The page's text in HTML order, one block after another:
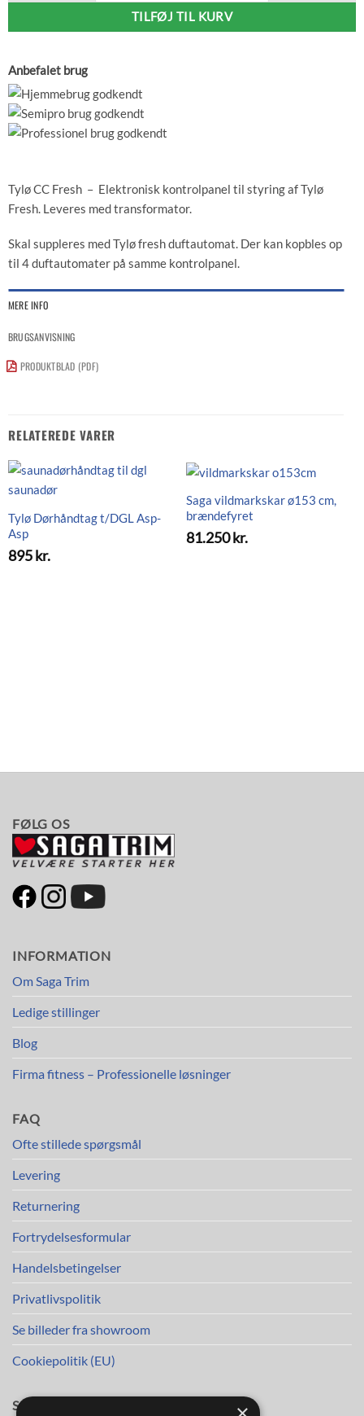
TILFØJ TIL KURV
Anbefalet brug
Tylø CC Fresh – Elektronisk kontrolpanel til styring af Tylø
Fresh. Leveres med transformator.
Skal suppleres med Tylø fresh duftautomat. Der kan kopbles op
til 4 duftautomater på samme kontrolpanel.
MERE INFO
BRUGSANVISNING
PRODUKTBLAD (PDF)
RELATEREDE VARER
Tylø Dørhåndtag t/DGL Asp-
Asp
895kr.
Saga vildmarkskar ø153 cm,
brændefyret
81.250kr.
FØLG OS
INFORMATION
Om Saga Trim
Ledige stillinger
Blog
Firma fitness – Professionelle løsninger
FAQ
Ofte stillede spørgsmål
Levering
Returnering
Fortrydelsesformular
Handelsbetingelser
Privatlivspolitik
Se billeder fra showroom
Cookiepolitik (EU)
SAGA TRIM APS